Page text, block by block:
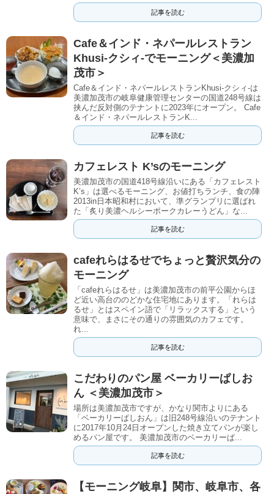
記事を読む
Cafe＆インド・ネパールレストラン
Khusi-クシィ-でモーニング＜美濃加
茂市＞
Cafe＆インド・ネパールレストランKhusi-クシィ-は
美濃加茂市の岐阜健康管理センターの国道248号線は
挟んだ反対側のテナントに2023年にオープン。 Cafe
＆インド・ネパールレストランK...
記事を読む
カフェレスト K’sのモーニング
美濃加茂市の国道418号線沿いにある「カフェレスト
K’s」は選べるモーニング、お値打ちランチ、食の陣
2013in日本昭和村において、準グランプリに選ばれ
た「炙り美濃ヘルシーポークカレーうどん」な...
記事を読む
cafeれらはるせでちょっと贅沢気分の
モーニング
「cafeれらはるせ」は美濃加茂市の前平公園からほ
ど近い高台ののどかな住宅地にあります。「れらは
るせ」とはスペイン語で「リラックスする」という
意味で、まさにその通りの雰囲気のカフェです。
れ...
記事を読む
こだわりのパン屋 ベーカリーぱしお
ん ＜美濃加茂市＞
場所は美濃加茂市ですが、かなり関市よりにある
「ベーカリーぱしおん」は旧248号線沿いのテナント
に2017年10月24日オープンした焼き立てパンが楽し
めるパン屋です。 美濃加茂市のベーカリーぱ...
記事を読む
【モーニング岐阜】関市、岐阜市、各